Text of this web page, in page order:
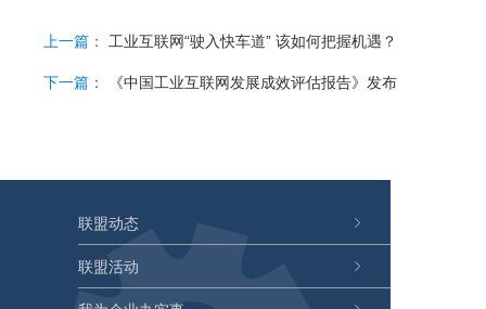
上一篇： 工业互联网“驶入快车道” 该如何把握机遇？
下一篇： 《中国工业互联网发展成效评估报告》发布
联盟动态
联盟活动